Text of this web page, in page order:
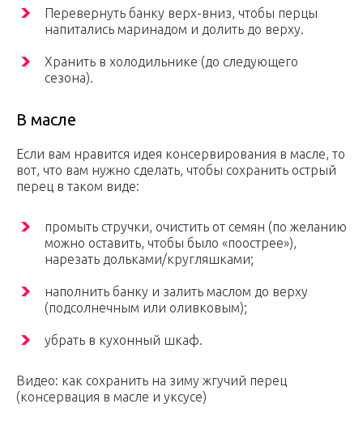
Перевернуть банку верх-вниз, чтобы перцы
напитались маринадом и долить до верху.
Хранить в холодильнике (до следующего
сезона).
В масле
Если вам нравится идея консервирования в масле, то
вот, что вам нужно сделать, чтобы сохранить острый
перец в таком виде:
промыть стручки, очистить от семян (по желанию
можно оставить, чтобы было «поострее»),
нарезать дольками/кругляшками;
наполнить банку и залить маслом до верху
(подсолнечным или оливковым);
убрать в кухонный шкаф.
Видео: как сохранить на зиму жгучий перец
(консервация в масле и уксусе)